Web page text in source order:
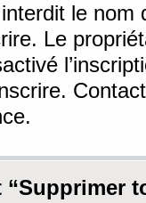
le nom
Le
“Supprimer